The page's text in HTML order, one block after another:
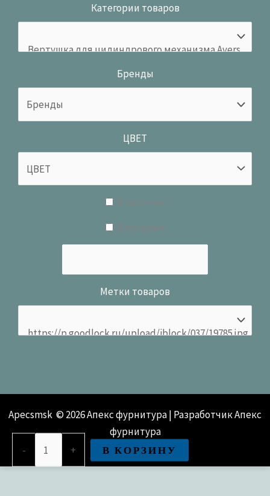
Категории товаров
Бренды
ЦВЕТ
Метки товаров
Apecsmsk © 2026 Апекс фурнитура | Разработчик Апекс
фурнитура
-
+ В КОРЗИНУ